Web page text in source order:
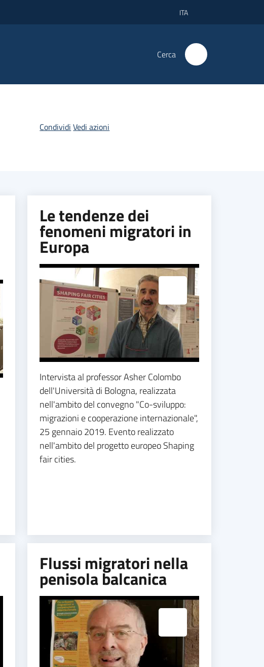
ITA
Cerca
Condividi Vedi azioni
Le tendenze dei
fenomeni migratori in
Europa
Espandi popup
Intervista al professor Asher Colombo
dell'Università di Bologna, realizzata
nell'ambito del convegno "Co-sviluppo:
migrazioni e cooperazione internazionale",
25 gennaio 2019. Evento realizzato
nell'ambito del progetto europeo Shaping
fair cities.
Flussi migratori nella
penisola balcanica
Espandi popup